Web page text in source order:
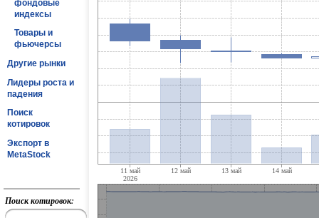
фондовые
индексы
Товары и
фьючерсы
Другие рынки
Лидеры роста и
падения
Поиск
котировок
Экспорт в
MetaStock
Поиск котировок: